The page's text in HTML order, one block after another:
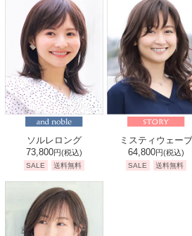
ソルレロング
73,800円(税込)
SALE 送料無料
ミスティウェーブ
64,800円(税込)
SALE 送料無料